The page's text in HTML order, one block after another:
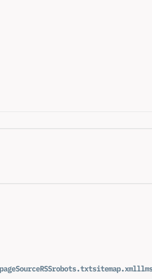
SourceRSSrobots.txtsitemap.xml